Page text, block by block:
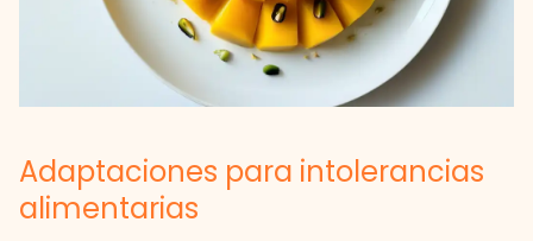
Adaptaciones para intolerancias
alimentarias